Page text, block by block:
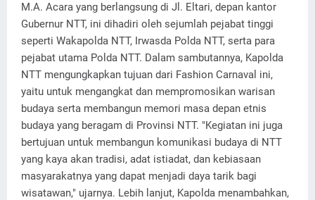
M.A. Acara yang berlangsung di Jl. Eltari, depan kantor
Gubernur NTT, ini dihadiri oleh sejumlah pejabat tinggi
seperti Wakapolda NTT, Irwasda Polda NTT, serta para
pejabat utama Polda NTT. Dalam sambutannya, Kapolda
NTT mengungkapkan tujuan dari Fashion Carnaval ini,
yaitu untuk mengangkat dan mempromosikan warisan
budaya serta membangun memori masa depan etnis
budaya yang beragam di Provinsi NTT. "Kegiatan ini juga
bertujuan untuk membangun komunikasi budaya di NTT
yang kaya akan tradisi, adat istiadat, dan kebiasaan
masyarakatnya yang dapat menjadi daya tarik bagi
wisatawan," ujarnya. Lebih lanjut, Kapolda menambahkan,